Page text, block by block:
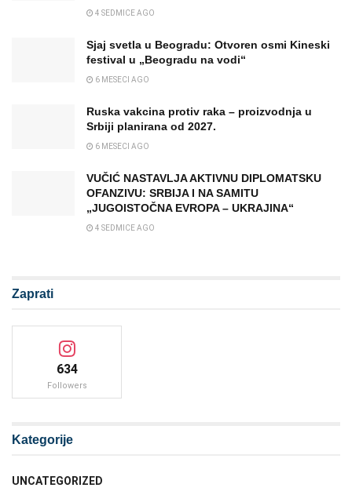
4 SEDMICE AGO
Sjaj svetla u Beogradu: Otvoren osmi Kineski
festival u „Beogradu na vodi“
6 MESECI AGO
Ruska vakcina protiv raka – proizvodnja u
Srbiji planirana od 2027.
6 MESECI AGO
VUČIĆ NASTAVLJA AKTIVNU DIPLOMATSKU
OFANZIVU: SRBIJA I NA SAMITU
„JUGOISTOČNA EVROPA – UKRAJINA“
4 SEDMICE AGO
Zaprati
634
Followers
Kategorije
UNCATEGORIZED